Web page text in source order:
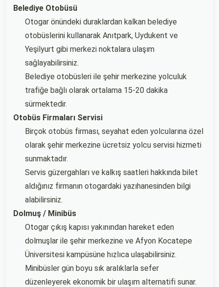
Belediye Otobüsü
Otogar önündeki duraklardan kalkan belediye
otobüslerini kullanarak Anıtpark, Uydukent ve
Yeşilyurt gibi merkezi noktalara ulaşım
sağlayabilirsiniz.
Belediye otobüsleri ile şehir merkezine yolculuk
trafiğe bağlı olarak ortalama 15-20 dakika
sürmektedir.
Otobüs Firmaları Servisi
Birçok otobüs firması, seyahat eden yolcularına özel
olarak şehir merkezine ücretsiz yolcu servisi hizmeti
sunmaktadır.
Servis güzergahları ve kalkış saatleri hakkında bilet
aldığınız firmanın otogardaki yazıhanesinden bilgi
alabilirsiniz.
Dolmuş / Minibüs
Otogar çıkış kapısı yakınından hareket eden
dolmuşlar ile şehir merkezine ve Afyon Kocatepe
Üniversitesi kampüsüne hızlıca ulaşabilirsiniz.
Minibüsler gün boyu sık aralıklarla sefer
düzenleyerek ekonomik bir ulaşım alternatifi sunar.